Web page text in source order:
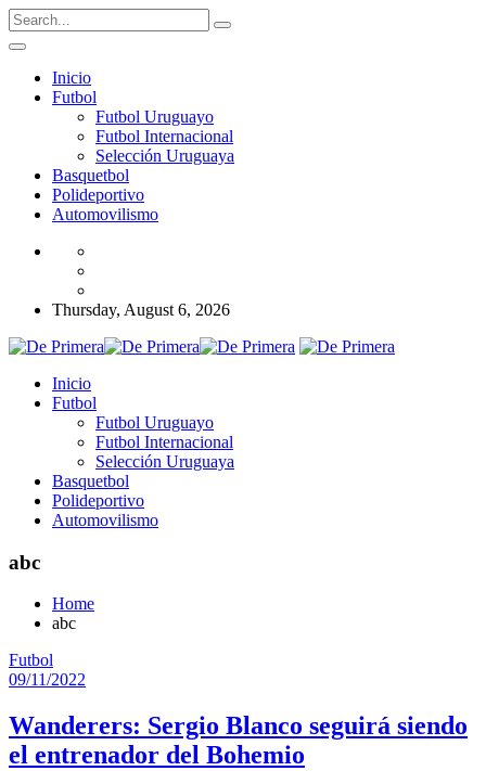
Inicio
Futbol
Futbol Uruguayo
Futbol Internacional
Selección Uruguaya
Basquetbol
Polideportivo
Automovilismo
Thursday, August 6, 2026
Inicio
Futbol
Futbol Uruguayo
Futbol Internacional
Selección Uruguaya
Basquetbol
Polideportivo
Automovilismo
abc
Home
abc
Futbol
09/11/2022
Wanderers: Sergio Blanco seguirá siendo
el entrenador del Bohemio